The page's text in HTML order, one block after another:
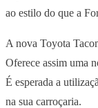
ao estilo do que a
A nova Toyota
Oferece assim uma
É esperada a
na sua carroçaria.